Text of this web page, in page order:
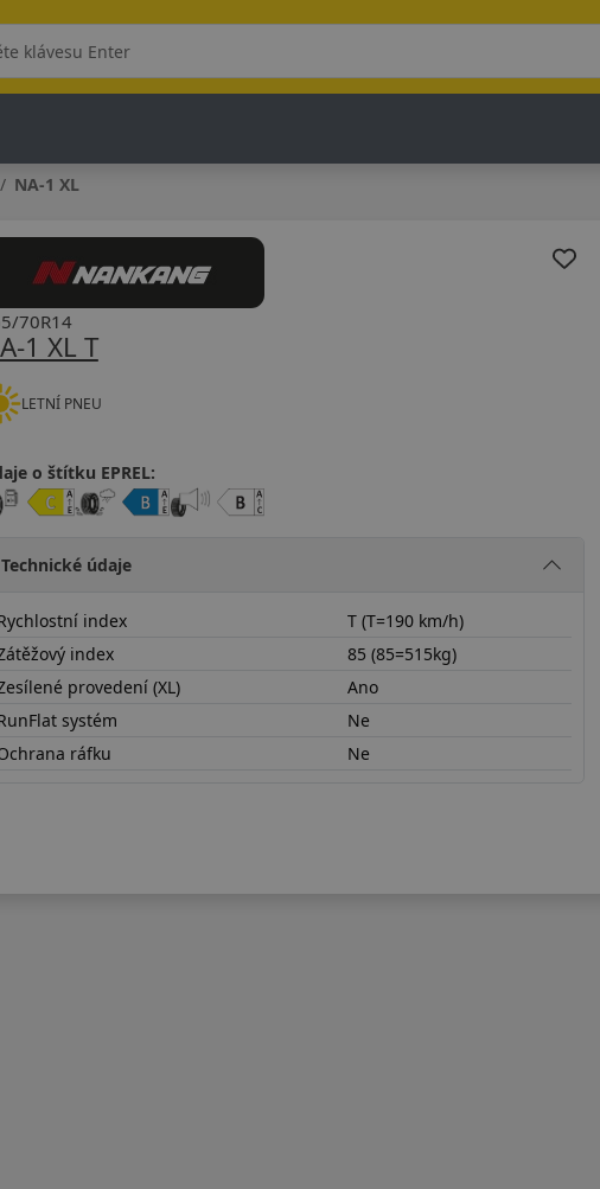
NA-1 XL
1 XL T
70R14
LETNÍ PNEU
o štítku EPREL:
Technické údaje
index
T (T=190 km/h)
index
85 (85=515kg)
provedení (XL)
Ano
systém
Ne
ráfku
Ne